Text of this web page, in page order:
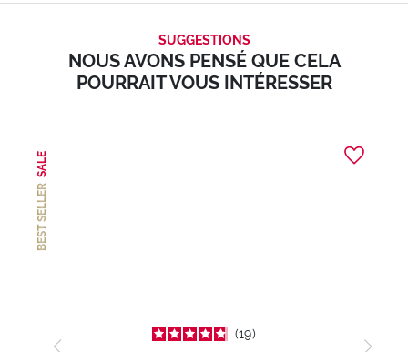
SUGGESTIONS
NOUS AVONS PENSÉ QUE CELA
POURRAIT VOUS INTÉRESSER
BEST SELLER
SALE
19